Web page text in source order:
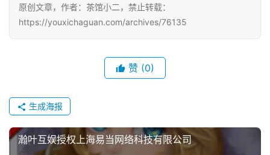
原创文章，作者：茶馆小二，禁止转载：
https://youxichaguan.com/archives/76135
赞 (0)
生成海报
瀚叶互娱授权上海易当网络科技有限公司